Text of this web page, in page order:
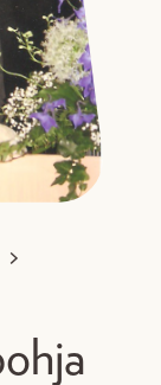
>